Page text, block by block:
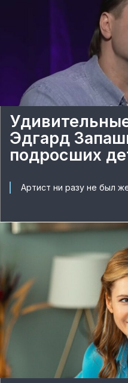
Эдгард
подросших
Артист ни разу не был